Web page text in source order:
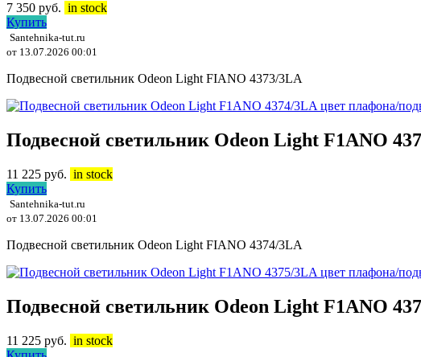
7 350 руб. in stock
Купить
Santehnika-tut.ru
от 13.07.2026 00:01
Подвесной светильник Odeon Light FIANO 4373/3LA
Подвесной светильник Odeon Light F1ANO
11 225 руб. in stock
Купить
Santehnika-tut.ru
от 13.07.2026 00:01
Подвесной светильник Odeon Light FIANO 4374/3LA
Подвесной светильник Odeon Light F1ANO
11 225 руб. in stock